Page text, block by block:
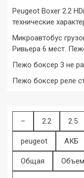
Peugeot Boxer 2.2
технические
Микроавтобус
Ривьера 6 мест.
Пежо боксер 3 не
Пежо боксер реле
– 2.2 2.5
peugeot АКБ
Общая Объем